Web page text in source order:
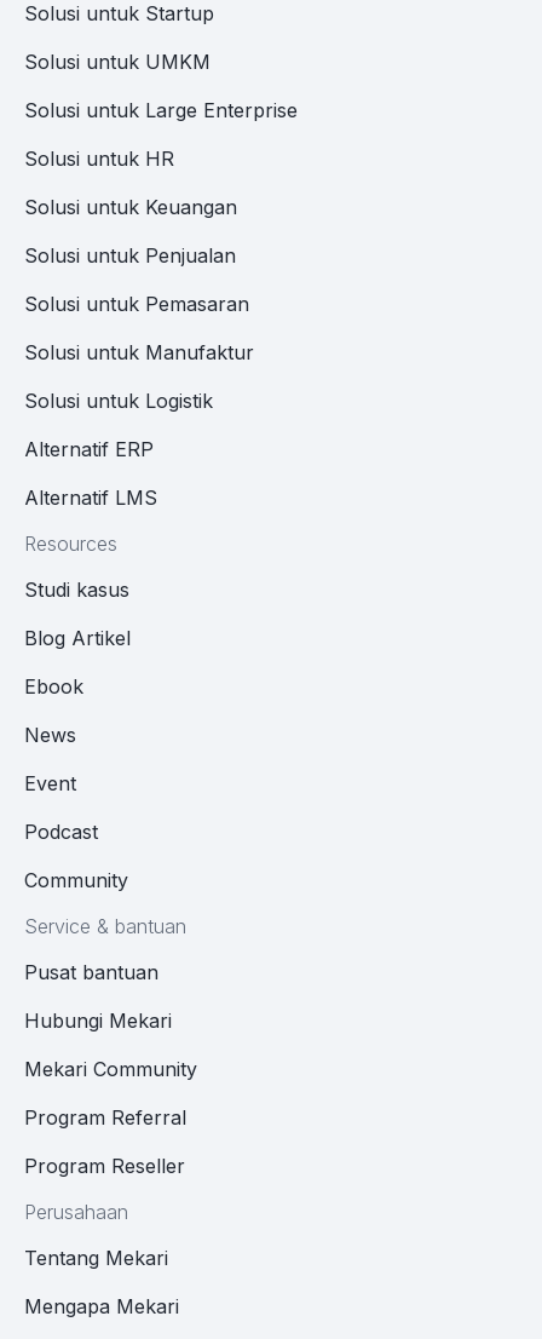
Solusi untuk Startup
Solusi untuk UMKM
Solusi untuk Large Enterprise
Solusi untuk HR
Solusi untuk Keuangan
Solusi untuk Penjualan
Solusi untuk Pemasaran
Solusi untuk Manufaktur
Solusi untuk Logistik
Alternatif ERP
Alternatif LMS
Resources
Studi kasus
Blog Artikel
Ebook
News
Event
Podcast
Community
Service & bantuan
Pusat bantuan
Hubungi Mekari
Mekari Community
Program Referral
Program Reseller
Perusahaan
Tentang Mekari
Mengapa Mekari